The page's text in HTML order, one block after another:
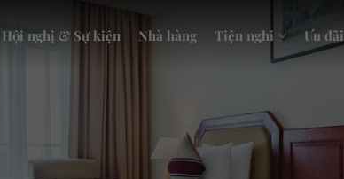
Hội nghị & Sự kiện Nhà hàng Tiện nghi Ưu đãi